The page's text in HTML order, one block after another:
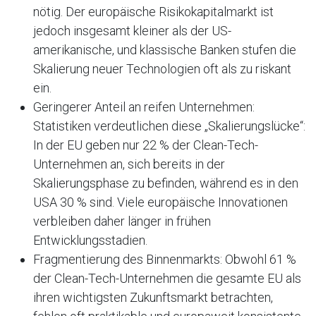
nötig. Der europäische Risikokapitalmarkt ist
jedoch insgesamt kleiner als der US-
amerikanische, und klassische Banken stufen die
Skalierung neuer Technologien oft als zu riskant
ein.
Geringerer Anteil an reifen Unternehmen:
Statistiken verdeutlichen diese „Skalierungslücke“:
In der EU geben nur 22 % der Clean-Tech-
Unternehmen an, sich bereits in der
Skalierungsphase zu befinden, während es in den
USA 30 % sind. Viele europäische Innovationen
verbleiben daher länger in frühen
Entwicklungsstadien.
Fragmentierung des Binnenmarkts: Obwohl 61 %
der Clean-Tech-Unternehmen die gesamte EU als
ihren wichtigsten Zukunftsmarkt betrachten,